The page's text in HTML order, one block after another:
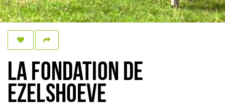
Manger
Boire
Dormir
Achats
Parking
LA FONDATION DE
EZELSHOEVE